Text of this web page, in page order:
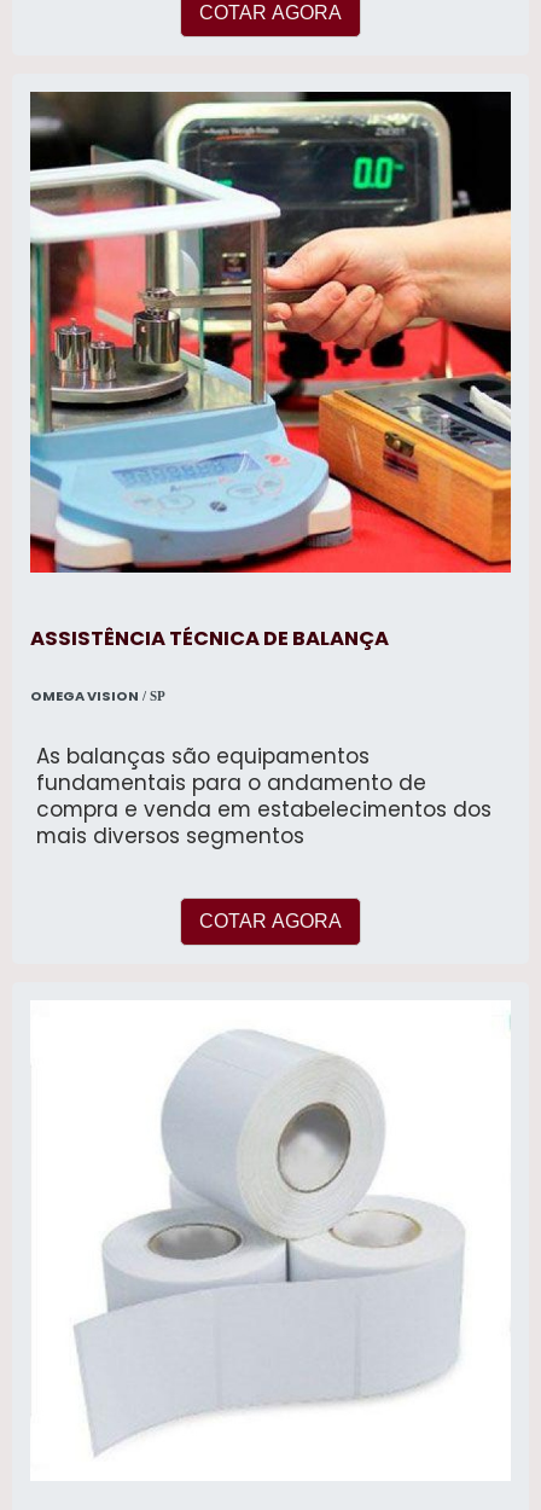
COTAR AGORA
ASSISTÊNCIA TÉCNICA DE BALANÇA
OMEGA VISION / SP
As balanças são equipamentos
fundamentais para o andamento de
compra e venda em estabelecimentos dos
mais diversos segmentos
COTAR AGORA